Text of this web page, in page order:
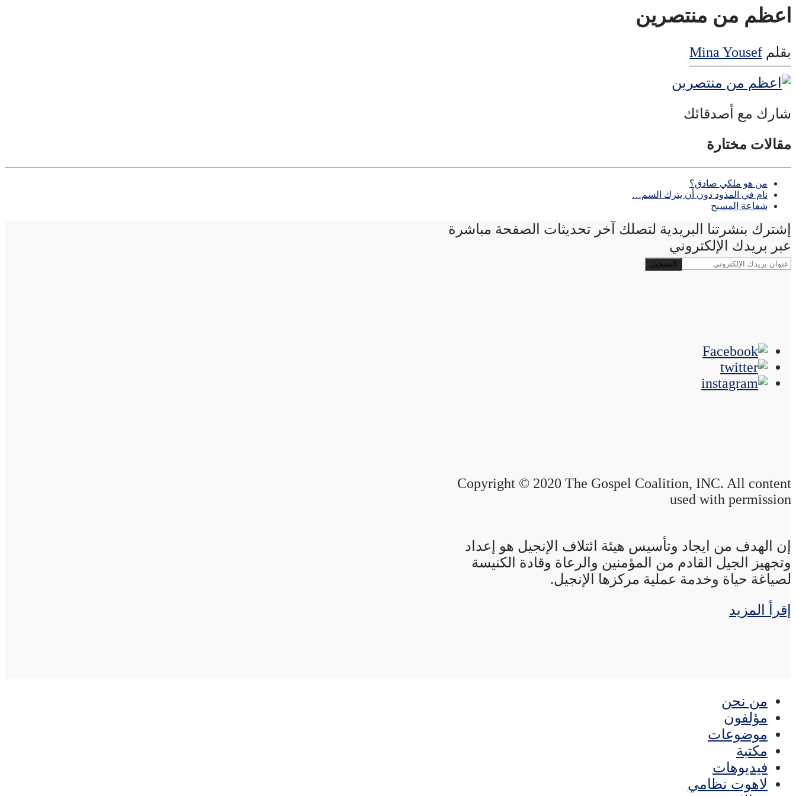
اعظم من منتصرين
بقلم Mina Yousef
شارك مع أصدقائك
مقالات مختارة
من هو ملكي صادق؟
نام في المذود دون أن يترك السم…
شفاعة المسيح
إشترك بنشرتنا البريدية لتصلك آخر تحديثات الصفحة مباشرة
عبر بريدك الإلكتروني
Copyright © 2020 The Gospel Coalition, INC. All content
used with permission
إن الهدف من ايجاد وتأسيس هيئة ائتلاف الإنجيل هو إعداد
وتجهيز الجيل القادم من المؤمنين والرعاة وقادة الكنيسة
لصياغة حياة وخدمة عملية مركزها الإنجيل.
إقرأ المزيد
من نحن
مؤلفون
موضوعات
مكتبة
فيديوهات
لاهوت نظامي